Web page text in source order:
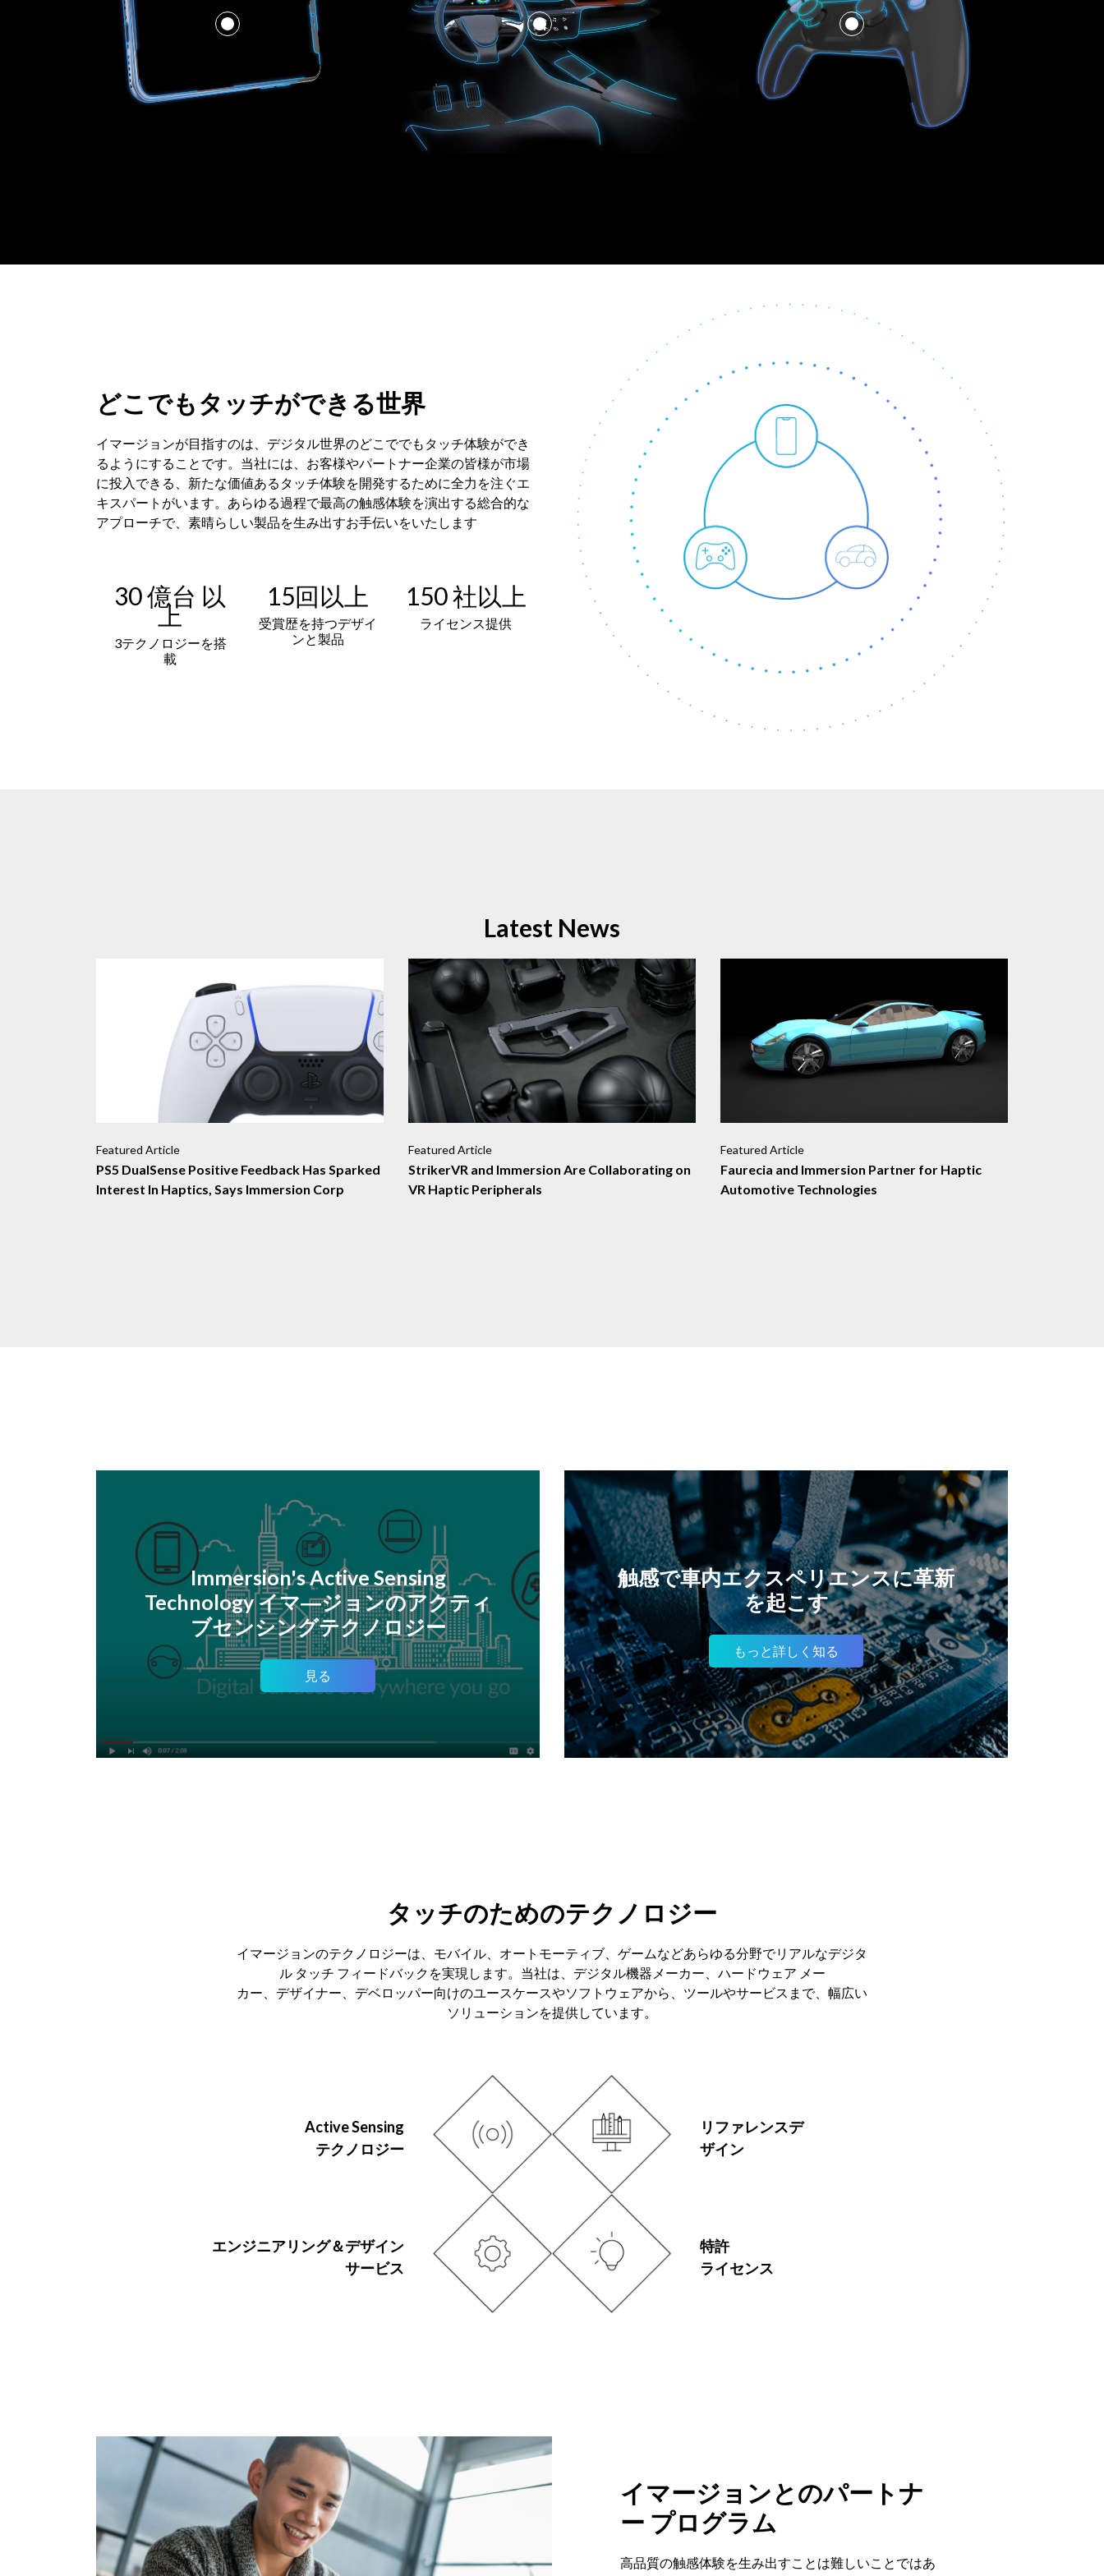
どこでもタッチができる世界
イマージョンが目指すのは、デジタル世界のどこででもタッチ体験ができ
るようにすることです。当社には、お客様やパートナー企業の皆様が市場
に投入できる、新たな価値あるタッチ体験を開発するために全力を注ぐエ
キスパートがいます。あらゆる過程で最高の触感体験を演出する総合的な
アプローチで、素晴らしい製品を生み出すお手伝いをいたします
30 億台 以
上
3テクノロジーを搭
載
15回以上
受賞歴を持つデザイ
ンと製品
150 社以上
ライセンス提供
Latest News
Featured Article
PS5 DualSense Positive Feedback Has Sparked
Interest In Haptics, Says Immersion Corp
Featured Article
StrikerVR and Immersion Are Collaborating on
VR Haptic Peripherals
Featured Article
Faurecia and Immersion Partner for Haptic
Automotive Technologies
Immersion's Active Sensing
Technology イマ―ジョンのアクティ
ブセンシングテクノロジー
見る
触感で車内エクスペリエンスに革新
を起こす
もっと詳しく知る
タッチのためのテクノロジー
イマージョンのテクノロジーは、モバイル、オートモーティブ、ゲームなどあらゆる分野でリアルなデジタ
ル タッチ フィードバックを実現します。当社は、デジタル機器メーカー、ハードウェア メー
カー、デザイナー、デベロッパー向けのユースケースやソフトウェアから、ツールやサービスまで、幅広い
ソリューションを提供しています。
Active Sensing
テクノロジー
リファレンスデ
ザイン
エンジニアリング＆デザイン
サービス
特許
ライセンス
イマージョンとのパートナ
ー プログラム
高品質の触感体験を生み出すことは難しいことではあ